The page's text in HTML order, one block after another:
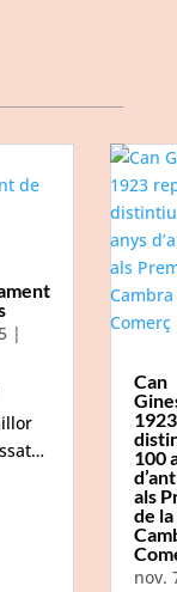
|
Can
100
als
de la
nov.